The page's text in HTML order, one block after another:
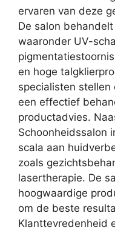
ervaren van deze
De salon
waaronder UV-
en hoge
specialisten stellen
een effectief
productadvies.
Schoonheidssalon
scala aan
zoals
lasertherapie. De
hoogwaardige
om de beste
Klanttevredenheid